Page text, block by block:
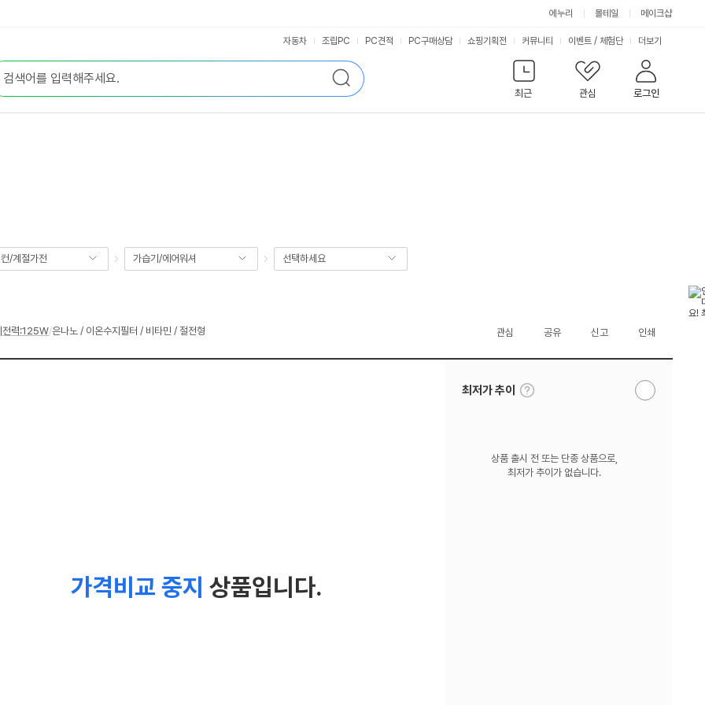
에누리 몰테일 메이크샵
검
색
최근
관심 로그인
자동차 조립PC PC견적 PC구매상담 쇼핑기획전 커뮤니티 이벤트 / 체험단 서
비
스
더보기
/계절가전 가습기/에어워셔 선택하세요
전력:125W/은나노 / 이온수지필터 / 비타민 / 절전형 관심 공유 신고 인쇄
가격비교 중지 상품입니다.
최저가 추이
툴
팁
알
상품 출시 전 또는 단종 상품으로,
최저가 추이가 없습니다.